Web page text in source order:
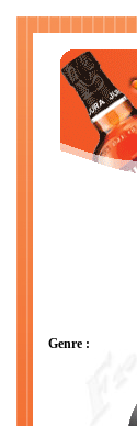
Genre :